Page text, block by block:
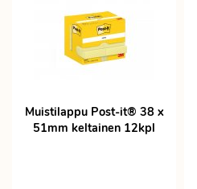
Muistilappu Post-it® 38 x
51mm keltainen 12kpl